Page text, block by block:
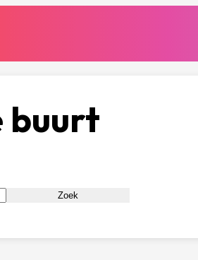
buurt
Zoek